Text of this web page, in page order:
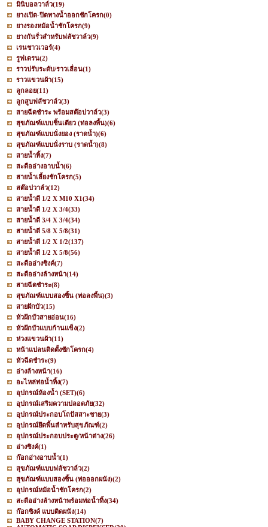
มินิบอลวาล์ว(19)
ยางเปิด-ปิดทางน้ำออกชักโครก(0)
ยางรองหม้อน้ำชักโครก(9)
ยางกันรั่วสำหรับฟลัชวาล์ว(9)
เรนชาวเวอร์(4)
รูฟเดรน(2)
ราวปรับระดับ/ราวเลื่อน(1)
ราวแขวนผ้า(15)
ลูกลอย(11)
ลูกสูบฟลัชวาล์ว(3)
สายฉีดชำระ พร้อมสต๊อปวาล์ว(3)
สุขภัณฑ์แบบชิ้นเดียว (ท่อลงพื้น)(6)
สุขภัณฑ์แบบนั่งยอง (ราดน้ำ)(6)
สุขภัณฑ์แบบนั่งราบ (ราดน้ำ)(8)
สายน้ำทิ้ง(7)
สะดืออ่างอาบน้ำ(6)
สายน้ำเลี้ยงชักโครก(5)
สต๊อปวาล์ว(12)
สายน้ำดี 1/2 X M10 X1(34)
สายน้ำดี 1/2 X 3/4(33)
สายน้ำดี 3/4 X 3/4(34)
สายน้ำดี 5/8 X 5/8(31)
สายน้ำดี 1/2 X 1/2(137)
สายน้ำดี 1/2 X 5/8(56)
สะดืออ่างซิงค์(7)
สะดืออ่างล้างหน้า(14)
สายฉีดชำระ(8)
สุขภัณฑ์แบบสองชิ้น (ท่อลงพื้น)(3)
สายฝักบัว(15)
หัวฝักบัวสายอ่อน(16)
หัวฝักบัวแบบก้านแข็ง(2)
ห่วงแขวนผ้า(11)
หน้าแปลนติดตั้งชักโครก(4)
หัวฉีดชำระ(9)
อ่างล้างหน้า(16)
อะไหล่ท่อน้ำทิ้ง(7)
อุปกรณ์ห้องน้ำ (SET)(6)
อุปกรณ์เสริมความปลอดภัย(32)
อุปกรณ์ประกอบโถปัสสาะชาย(3)
อุปกรณ์ยึดพื้นสำหรับสุขภัณฑ์(2)
อุปกรณ์ประกอบประตู/หน้าต่าง(26)
อ่างซิงค์(1)
ก๊อกอ่างอาบน้ำ(1)
สุขภัณฑ์แบบฟลัชวาล์ว(2)
สุขภัณฑ์แบบสองชิ้น (ท่อออกผนัง)(2)
อุปกรณ์หม้อน้ำชักโครก(2)
สะดืออ่างล้างหน้าพร้อมท่อน้ำทิ้ง(34)
ก๊อกซิงค์ แบบติดผนัง(14)
BABY CHANGE STATION(7)